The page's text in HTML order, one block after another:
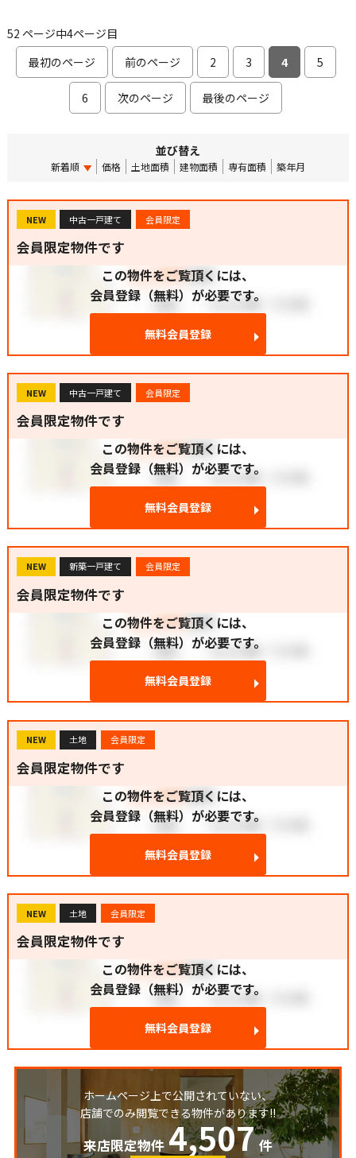
52 ページ中4ページ目
最初のページ
前のページ 2 3 4 5
6 次のページ 最後のページ
並び替え
新着順 価格 土地面積 建物面積 専有面積 築年月
NEW 中古一戸建て 会員限定
会員限定物件です
この物件をご覧頂くには、
会員登録（無料）が必要です。
無料会員登録
NEW 中古一戸建て 会員限定
会員限定物件です
この物件をご覧頂くには、
会員登録（無料）が必要です。
無料会員登録
NEW 新築一戸建て 会員限定
会員限定物件です
この物件をご覧頂くには、
会員登録（無料）が必要です。
無料会員登録
NEW 土地 会員限定
会員限定物件です
この物件をご覧頂くには、
会員登録（無料）が必要です。
無料会員登録
NEW 土地 会員限定
会員限定物件です
この物件をご覧頂くには、
会員登録（無料）が必要です。
無料会員登録
ホームページ上で公開されていない、
店舗でのみ閲覧できる物件があります!!
来店限定物件 4,507 件